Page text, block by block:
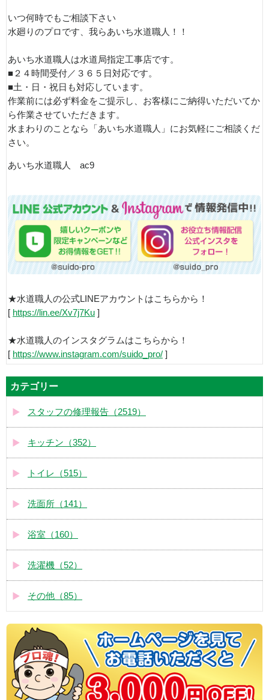
いつ何時でもご相談下さい
水廻りのプロです、我らあいち水道職人！！
あいち水道職人は水道局指定工事店です。
■２４時間受付／３６５日対応です。
■土・日・祝日も対応しています。
作業前には必ず料金をご提示し、お客様にご納得いただいてか
ら作業させていただきます。
水まわりのことなら「あいち水道職人」にお気軽にご相談くだ
さい。
あいち水道職人 ac9
★水道職人の公式LINEアカウントはこちらから！
[ https://lin.ee/Xv7j7Ku ]
★水道職人のインスタグラムはこちらから！
[ https://www.instagram.com/suido_pro/ ]
カテゴリー
スタッフの修理報告（2519）
キッチン（352）
トイレ（515）
洗面所（141）
浴室（160）
洗濯機（52）
その他（85）